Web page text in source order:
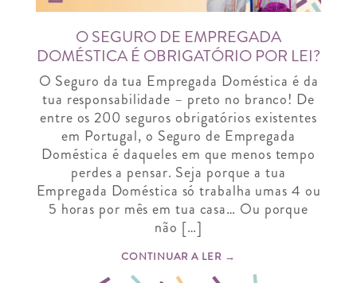
O SEGURO DE EMPREGADA
DOMÉSTICA É OBRIGATÓRIO POR LEI?
O Seguro da tua Empregada Doméstica é da
tua responsabilidade – preto no branco! De
entre os 200 seguros obrigatórios existentes
em Portugal, o Seguro de Empregada
Doméstica é daqueles em que menos tempo
perdes a pensar. Seja porque a tua
Empregada Doméstica só trabalha umas 4 ou
5 horas por mês em tua casa… Ou porque
não […]
CONTINUAR A LER →